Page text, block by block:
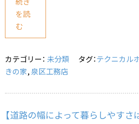
e
b
o
o
k
を読
む
カテゴリー： 未分類 タグ：テクニカル
きの家,泉区工務店
【道路の幅によって暮らしやすさ